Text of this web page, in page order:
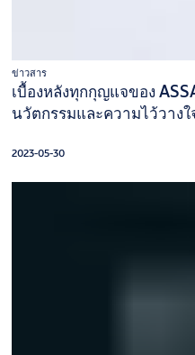
ข่าวสาร
เบื้องหลังทุกกุญแจของ
นวัตกรรมและความไว้วางใ
2023-05-30